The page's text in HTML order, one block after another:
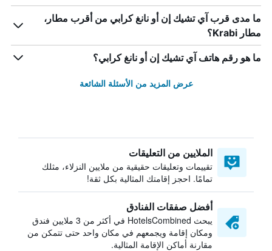
ما مدى قرب آي تشيك إن أو نانغ كرابي من أقرب مطار،
مطار Krabi؟
ما هو رقم هاتف آي تشيك إن أو نانغ كرابي؟
عرض المزيد من الأسئلة الشائعة
الملايين من التعليقات
تقييمات وتعليقات حقيقية من ملايين النزلاء، مثلك
تمامًا. احجز إقامتك المثالية بكل ثقة!
أفضل صفقات الفنادق
يبحث HotelsCombined في أكثر من 3 ملايين فندق
ومكان إقامة ويجمعهم في مكان واحد حتى تتمكن من
مقارنة أماكن الإقامة المثالية.